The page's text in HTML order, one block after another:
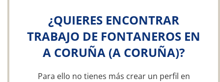
¿QUIERES ENCONTRAR
TRABAJO DE FONTANEROS EN
A CORUÑA (A CORUÑA)?
Para ello no tienes más crear un perfil en